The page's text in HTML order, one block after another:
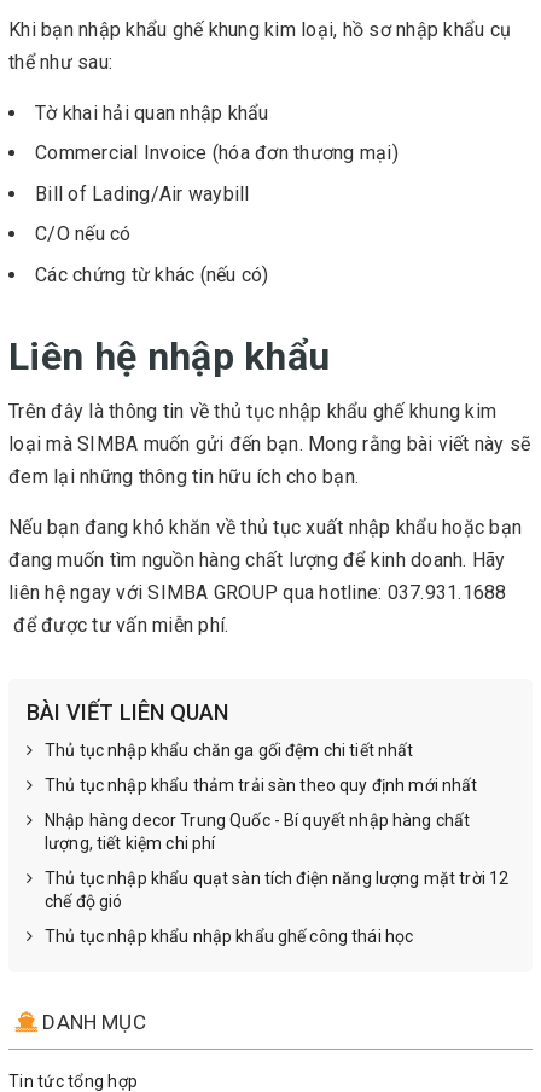
Khi bạn nhập khẩu ghế khung kim loại, hồ sơ nhập khẩu cụ
thể như sau:
Tờ khai hải quan nhập khẩu
Commercial Invoice (hóa đơn thương mại)
Bill of Lading/Air waybill
C/O nếu có
Các chứng từ khác (nếu có)
Liên hệ nhập khẩu
Trên đây là thông tin về thủ tục nhập khẩu ghế khung kim
loại mà SIMBA muốn gửi đến bạn. Mong rằng bài viết này sẽ
đem lại những thông tin hữu ích cho bạn.
Nếu bạn đang khó khăn về thủ tục xuất nhập khẩu hoặc bạn
đang muốn tìm nguồn hàng chất lượng để kinh doanh. Hãy
liên hệ ngay với SIMBA GROUP qua hotline: 037.931.1688
để được tư vấn miễn phí.
BÀI VIẾT LIÊN QUAN
Thủ tục nhập khẩu chăn ga gối đệm chi tiết nhất
Thủ tục nhập khẩu thảm trải sàn theo quy định mới nhất
Nhập hàng decor Trung Quốc - Bí quyết nhập hàng chất
lượng, tiết kiệm chi phí
Thủ tục nhập khẩu quạt sàn tích điện năng lượng mặt trời 12
chế độ gió
Thủ tục nhập khẩu nhập khẩu ghế công thái học
DANH MỤC
Tin tức tổng hợp